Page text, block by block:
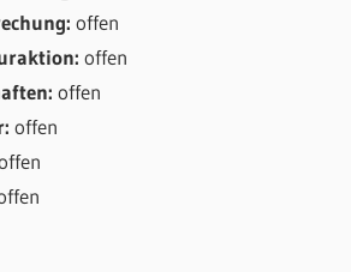
offen
offen
offen
offen